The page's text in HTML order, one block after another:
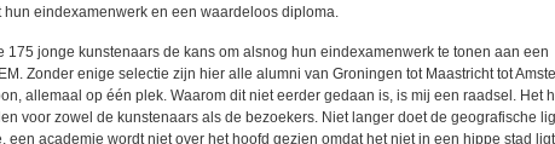
hun eindexamenwerk en een waardeloos diploma.
175 jonge kunstenaars de kans om alsnog hun eindexamenwerk te tonen aan een
Zonder enige selectie zijn hier alle alumni van Groningen tot Maastricht tot
allemaal op één plek. Waarom dit niet eerder gedaan is, is mij een raadsel. Het
voor zowel de kunstenaars als de bezoekers. Niet langer doet de geografische
een academie wordt niet over het hoofd gezien omdat het niet in een hippe stad